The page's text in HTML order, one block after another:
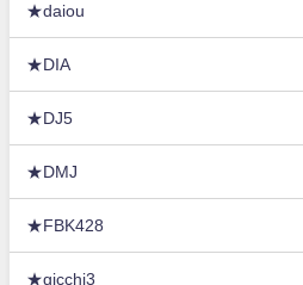
★daiou
★DIA
★DJ5
★DMJ
★FBK428
★gicchi3